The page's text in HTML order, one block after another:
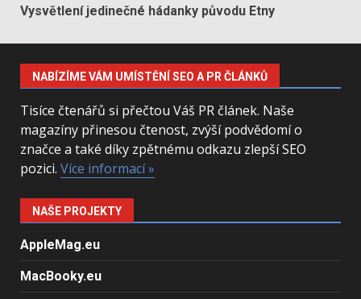
Vysvětlení jedinečné hádanky původu Etny
NABÍZÍME VÁM UMÍSTĚNÍ SEO A PR ČLÁNKŮ
Tisíce čtenářů si přečtou Váš PR článek. Naše
magazíny přinesou čtenost, zvýší podvědomí o
značce a také díky zpětnému odkazu zlepší SEO
pozici. Více informací »
NAŠE PROJEKTY
AppleMag.eu
MacBooky.eu